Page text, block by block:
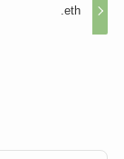
.eth